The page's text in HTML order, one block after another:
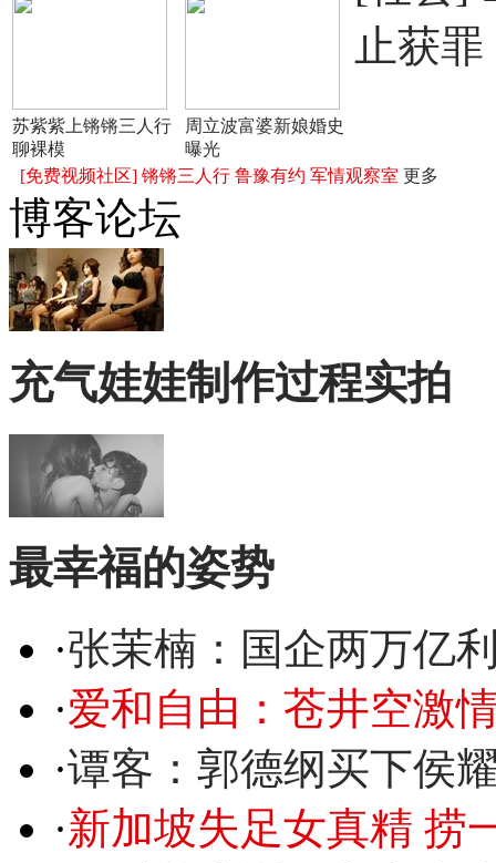
苏紫紫上锵锵三人行
聊裸模
周立波富婆新娘婚史
曝光
止获罪
[免费视频社区] 锵锵三人行 鲁豫有约 军情观察室 更多
博客论坛
充气娃娃制作过程实拍
最幸福的姿势
·张茉楠：国企两万亿
·爱和自由：苍井空激
·谭客：郭德纲买下侯
·新加坡失足女真精 捞